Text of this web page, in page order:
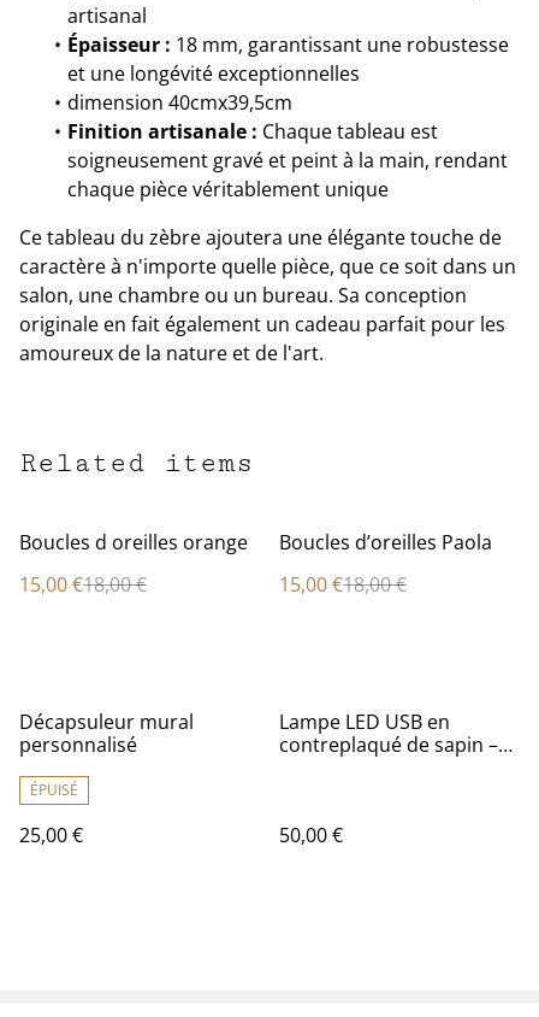
artisanal
Épaisseur : 18 mm, garantissant une robustesse
et une longévité exceptionnelles
dimension 40cmx39,5cm
Finition artisanale : Chaque tableau est
soigneusement gravé et peint à la main, rendant
chaque pièce véritablement unique
Ce tableau du zèbre ajoutera une élégante touche de
caractère à n'importe quelle pièce, que ce soit dans un
salon, une chambre ou un bureau. Sa conception
originale en fait également un cadeau parfait pour les
amoureux de la nature et de l'art.
Related items
%
Boucles d oreilles orange
15,00 €18,00 €
%
Boucles d’oreilles Paola
15,00 €18,00 €
Décapsuleur mural
personnalisé
ÉPUISÉ
25,00 €
Lampe LED USB en
contreplaqué de sapin –
50,00 €